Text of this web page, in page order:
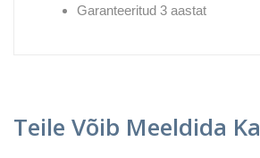
Garanteeritud 3 aastat
Teile Võib Meeldida Ka